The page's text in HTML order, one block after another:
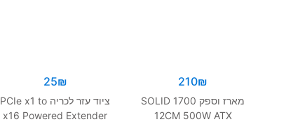
210₪
מארז וספק SOLID 1700
12CM 500W ATX
25₪
ציוד עזר לכריה PCIe x1 to
x16 Powered Extender